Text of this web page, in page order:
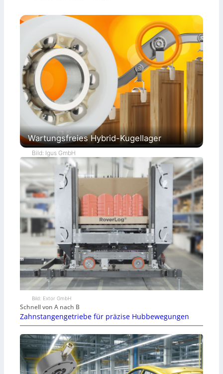
Wartungsfreies Hybrid-Kugellager
Bild: Igus GmbH
Bild: Extor GmbH
Schnell von A nach B
Zahnstangengetriebe für präzise Hubbewegungen